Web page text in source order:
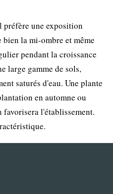
préfère une exposition
la mi-ombre et même
pendant la croissance
large gamme de sols,
saturés d'eau. Une plante
en automne ou
l'établissement.